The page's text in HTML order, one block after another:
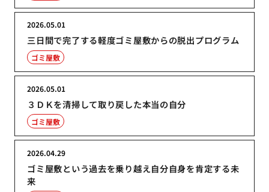
三日間で完了する軽度ゴミ屋敷からの脱出プログラム
2026.05.01
ゴミ屋敷
３ＤＫを清掃して取り戻した本当の自分
2026.05.01
ゴミ屋敷
ゴミ屋敷という過去を乗り越え自分自身を肯定する未
来
2026.04.29